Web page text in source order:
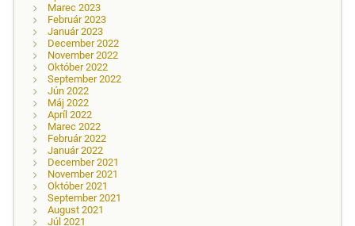
Marec 2023
Február 2023
Január 2023
December 2022
November 2022
Október 2022
September 2022
Jún 2022
Máj 2022
Apríl 2022
Marec 2022
Február 2022
Január 2022
December 2021
November 2021
Október 2021
September 2021
August 2021
Júl 2021